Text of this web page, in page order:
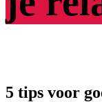
5 tips voor